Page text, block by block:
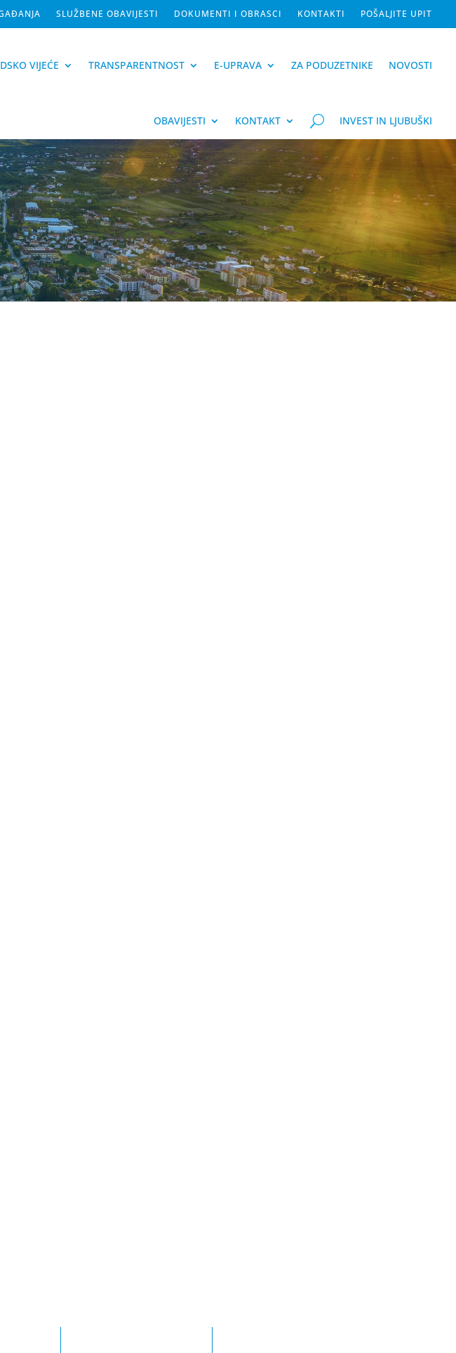
SLUŽBENE OBAVIJESTI DOKUMENTI I OBRASCI KONTAKTI POŠALJITE UPIT
VIJEĆE TRANSPARENTNOST E-UPRAVA ZA PODUZETNIKE NOVOSTI
OBAVIJESTI KONTAKT U INVEST IN LJUBUŠKI